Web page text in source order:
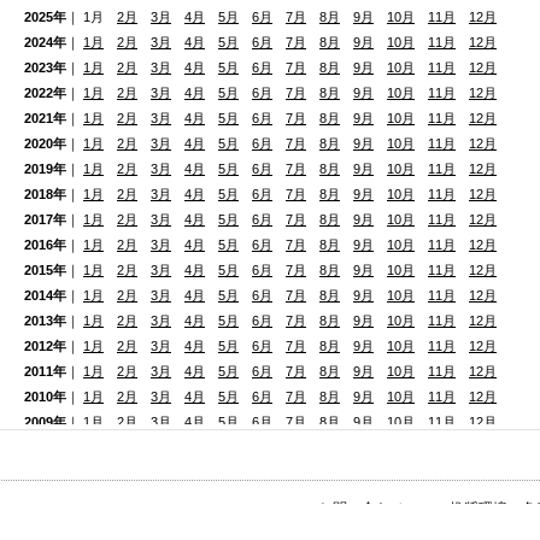
2025年 ｜ 1月 2月 3月 4月 5月 6月 7月 8月 9月 10月 11月
12月
2024年 ｜ 1月 2月 3月 4月 5月 6月 7月 8月 9月 10月 11月
12月
2023年 ｜ 1月 2月 3月 4月 5月 6月 7月 8月 9月 10月 11月
12月
2022年 ｜ 1月 2月 3月 4月 5月 6月 7月 8月 9月 10月 11月
12月
2021年 ｜ 1月 2月 3月 4月 5月 6月 7月 8月 9月 10月 11月
12月
2020年 ｜ 1月 2月 3月 4月 5月 6月 7月 8月 9月 10月 11月
12月
2019年 ｜ 1月 2月 3月 4月 5月 6月 7月 8月 9月 10月 11月
12月
2018年 ｜ 1月 2月 3月 4月 5月 6月 7月 8月 9月 10月 11月
12月
2017年 ｜ 1月 2月 3月 4月 5月 6月 7月 8月 9月 10月 11月
12月
2016年 ｜ 1月 2月 3月 4月 5月 6月 7月 8月 9月 10月 11月
12月
2015年 ｜ 1月 2月 3月 4月 5月 6月 7月 8月 9月 10月 11月
12月
2014年 ｜ 1月 2月 3月 4月 5月 6月 7月 8月 9月 10月 11月
12月
2013年 ｜ 1月 2月 3月 4月 5月 6月 7月 8月 9月 10月 11月
12月
2012年 ｜ 1月 2月 3月 4月 5月 6月 7月 8月 9月 10月 11月
12月
2011年 ｜ 1月 2月 3月 4月 5月 6月 7月 8月 9月 10月 11月
12月
2010年 ｜ 1月 2月 3月 4月 5月 6月 7月 8月 9月 10月 11月
12月
2009年 ｜ 1月 2月 3月 4月 5月 6月 7月 8月 9月 10月 11月
12月
お問い合わせ 推奨環境・